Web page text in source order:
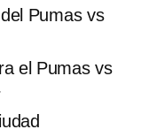
Pumas vs
el Pumas vs